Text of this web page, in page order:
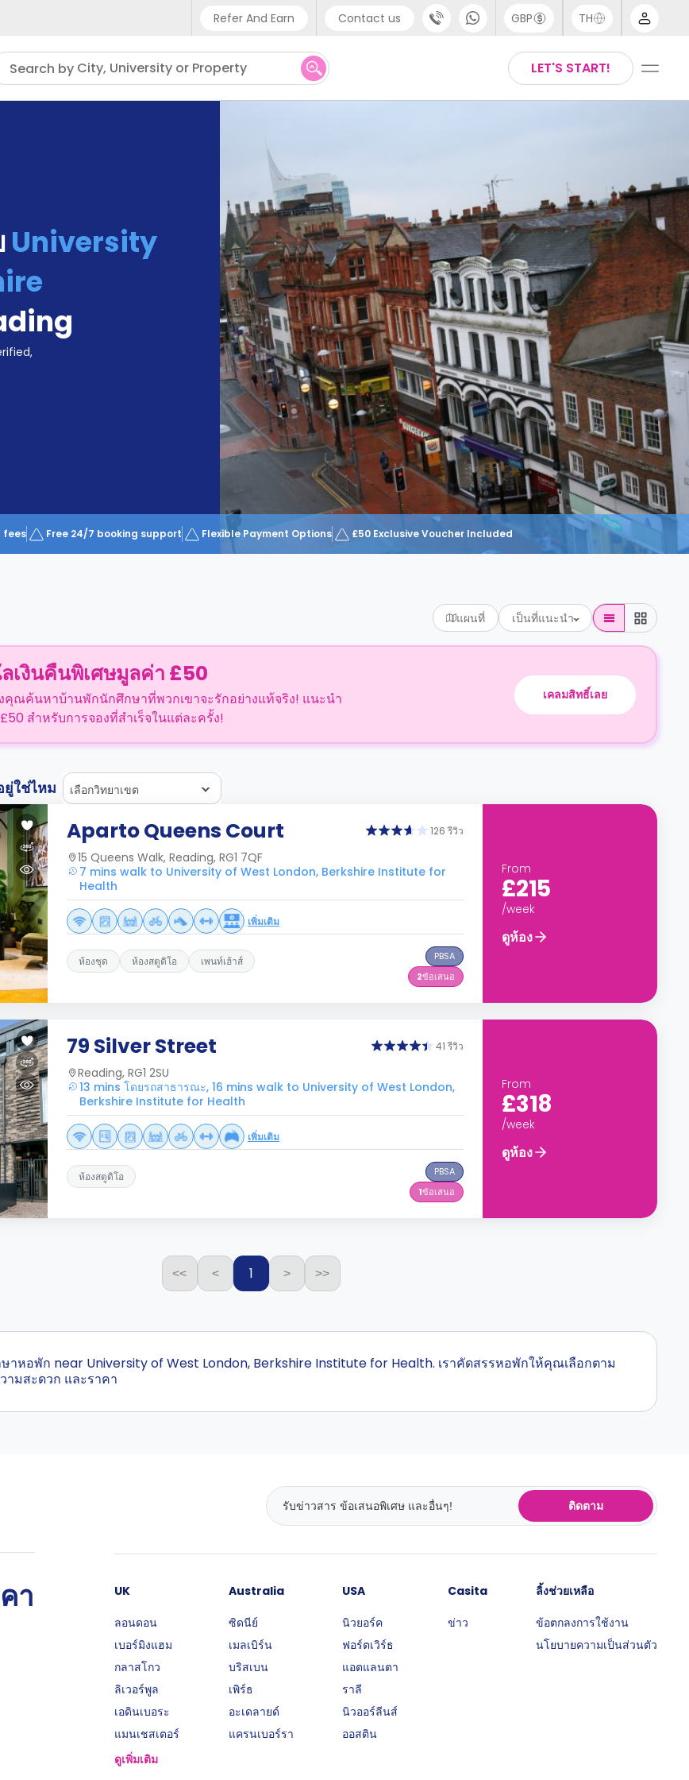
Refer And Earn Contact us
Phone support
UK - +44 (0) 20 3871 8666
GBP TH
LET'S START!
Search by City, University or Property
University
fees Free 24/7 booking support Flexible Payment Options £50 Exclusive Voucher Included
แผนที่ เป็นที่แนะนำ
เงินคืนพิเศษมูลค่า £50
คุณค้นหาบ้านพักนักศึกษาที่พวกเขาจะรักอย่างแท้จริง! แนะนำ
สำหรับการจองที่สำเร็จในแต่ละครั้ง!
เคลมสิทธิ์เลย
ยู่ใช่ไหม เลือกวิทยาเขต
Aparto Queens Court 126 รีวิว
15 Queens Walk, Reading, RG1 7QF
7 mins walk to University of West London, Berkshire Institute for
Health
เพิ่มเติม
ห้องชุด ห้องสตูดิโอ เพนท์เฮ้าส์
PBSA
2ข้อเสนอ
From
£215
/week
ดูห้อง
79 Silver Street 41 รีวิว
Reading, RG1 2SU
13 mins โดยรถสาธารณะ, 16 mins walk to University of West London,
Berkshire Institute for Health
เพิ่มเติม
ห้องสตูดิโอ
PBSA
1ข้อเสนอ
From
£318
/week
ดูห้อง
<< < 1 > >>
าหอพัก near University of West London, Berkshire Institute for Health. เราคัดสรรหอพักให้คุณเลือกตาม
ามสะดวก และราคา
ติดตาม
า
UK
ลอนดอน
เบอร์มิงแฮม
กลาสโกว
ลิเวอร์พูล
เอดินเบอระ
แมนเชสเตอร์
ดูเพิ่มเติม
Australia
ซิดนีย์
เมลเบิร์น
บริสเบน
เพิร์ธ
อะเดลายด์
แครนเบอร์รา
USA
นิวยอร์ค
ฟอร์ตเวิร์ธ
แอตแลนตา
ราลี
นิวออร์ลีนส์
ออสติน
Casita
ข่าว
ลิ้งช่วยเหลือ
ข้อตกลงการใช้งาน
นโยบายความเป็นส่วนตัว